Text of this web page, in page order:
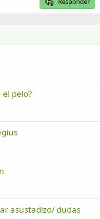
pelo?
asustadizo/ dudas